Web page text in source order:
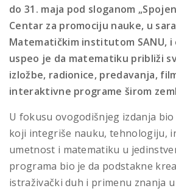
do 31. maja pod sloganom
Centar za promociju nauke, u
Matematičkim institutom SANU, i
uspeo je da matematiku približi
izložbe, radionice, predavanja,
interaktivne programe širom
U fokusu ovogodišnjeg izdanja bio
koji integriše nauku, tehnologiju,
umetnost i matematiku u
programa bio je da podstakne
istraživački duh i primenu znanja